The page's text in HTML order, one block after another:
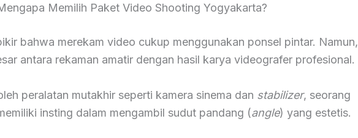
Memilih Paket Video Shooting Yogyakarta?
bahwa merekam video cukup menggunakan ponsel pintar. Namun,
antara rekaman amatir dengan hasil karya videografer profesional.
peralatan mutakhir seperti kamera sinema dan stabilizer, seorang
insting dalam mengambil sudut pandang (angle) yang estetis.